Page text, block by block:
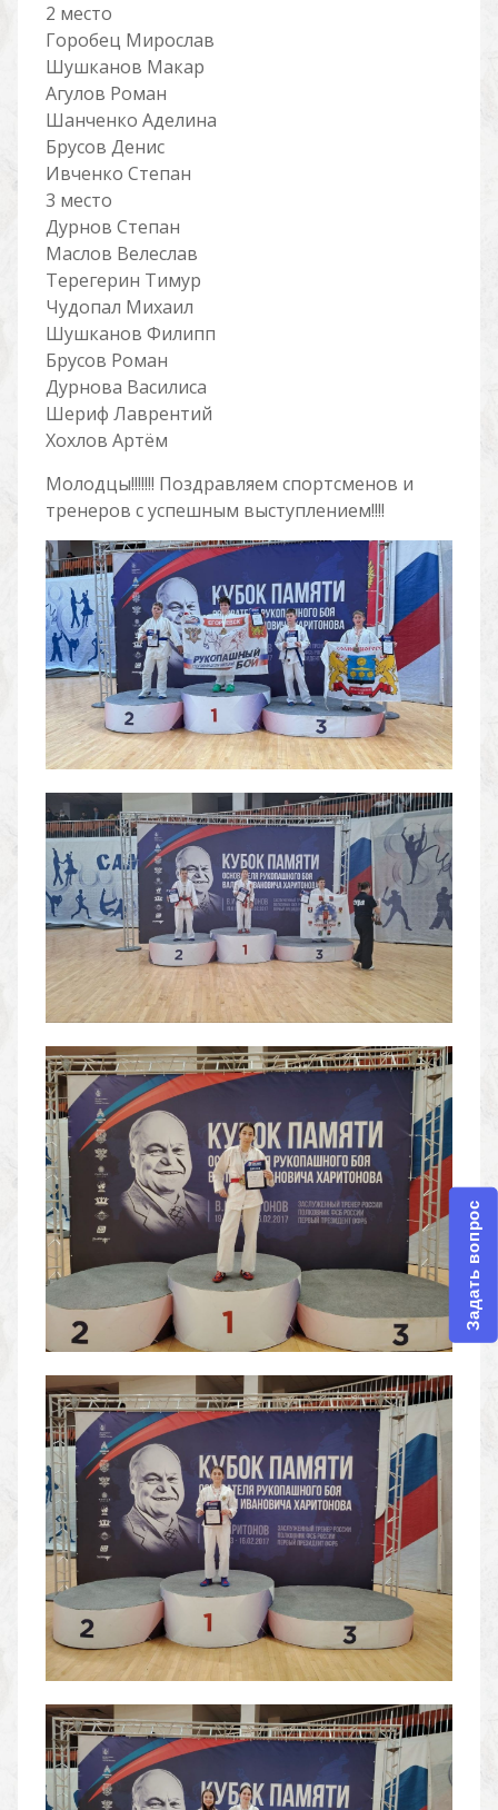
2 место
Горобец Мирослав
Шушканов Макар
Агулов Роман
Шанченко Аделина
Брусов Денис
Ивченко Степан
3 место
Дурнов Степан
Маслов Велеслав
Терегерин Тимур
Чудопал Михаил
Шушканов Филипп
Брусов Роман
Дурнова Василиса
Шериф Лаврентий
Хохлов Артём
Молодцы!!!!!!! Поздравляем спортсменов и
тренеров с успешным выступлением!!!!
Задать вопрос